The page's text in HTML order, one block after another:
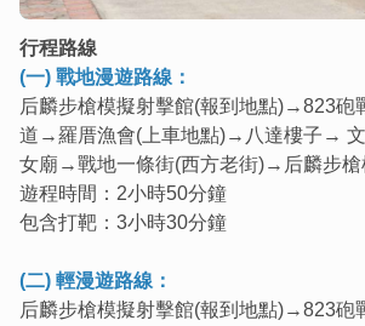
行程路線
(一) 戰地漫遊路線：
后麟步槍模擬射擊館(報到地點)→823
道→羅厝漁會(上車地點)→八達樓子→
女廟→戰地一條街(西方老街)→后麟步槍
遊程時間：2小時50分鐘
包含打靶：3小時30分鐘
(二) 輕漫遊路線：
后麟步槍模擬射擊館(報到地點)→823